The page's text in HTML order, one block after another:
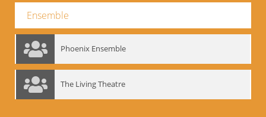
Ensemble
Phoenix Ensemble
The Living Theatre